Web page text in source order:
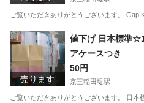
ご覧いただきありがとうございます。 Gap
神奈川 川崎市 京王稲田堤駅
売ります
値下げ 日本標準
アケースつき
50円
京王稲田堤駅
ご覧いただきありがとうございます。 日